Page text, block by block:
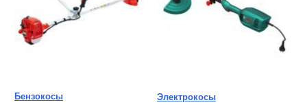
Бензокосы Электрокосы